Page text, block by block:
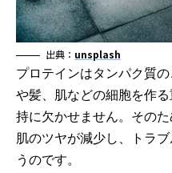
出典： unsplash
プロテインはタンパク質
や髪、肌などの細胞を作
持に欠かせません。そのた
肌のツヤが減少し、トラ
うのです。